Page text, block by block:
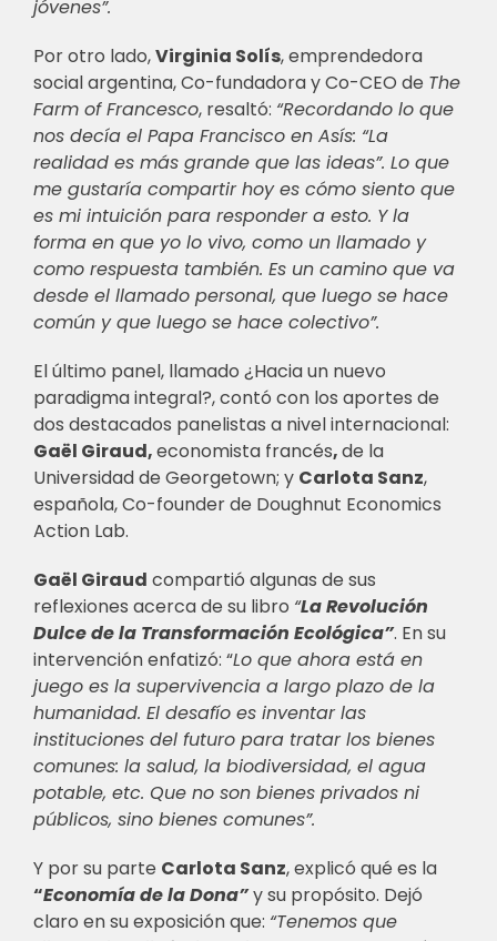
jóvenes”.
Por otro lado,Virginia Solís, emprendedora
social argentina,Co-fundadora y Co-CEO de The
Farm of Francesco, resaltó: “Recordando lo que
nos decía el Papa Francisco en Asís: “La
realidad es más grande que las ideas”. Lo que
me gustaría compartir hoy es cómo siento que
es mi intuición para responder a esto. Y la
forma en que yo lo vivo, como un llamado y
como respuesta también. Es un camino que va
desde el llamado personal, que luego se hace
común y que luego se hace colectivo”.
El último panel, llamado ¿Hacia un nuevo
paradigma integral?, contó con los aportes de
dos destacados panelistas a nivel internacional:
Gaël Giraud,economista francés,de la
Universidad de Georgetown; y Carlota Sanz,
española, Co-founder de Doughnut Economics
Action Lab.
Gaël Giraud compartió algunas de sus
reflexiones acerca de su libro “La Revolución
Dulce de la Transformación Ecológica”. En su
intervención enfatizó: “Lo que ahora está en
juego es la supervivencia a largo plazo de la
humanidad. El desafío es inventar las
instituciones del futuro para tratar los bienes
comunes: la salud, la biodiversidad, el agua
potable, etc. Que no son bienes privados ni
públicos, sino bienes comunes”.
Y por su parte Carlota Sanz, explicó qué es la
“Economía de la Dona”y su propósito. Dejó
claro en su exposición que: “Tenemos que